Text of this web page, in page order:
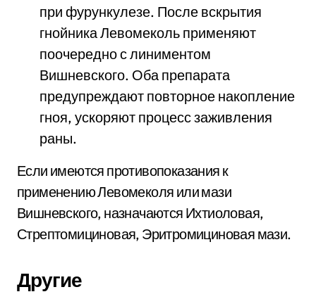
при фурункулезе. После вскрытия
гнойника Левомеколь применяют
поочередно с линиментом
Вишневского. Оба препарата
предупреждают повторное накопление
гноя, ускоряют процесс заживления
раны.
Если имеются противопоказания к
применению Левомеколя или мази
Вишневского, назначаются Ихтиоловая,
Стрептомициновая, Эритромициновая мази.
Другие